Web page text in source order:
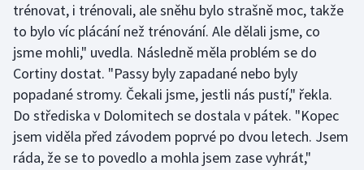
Rychlobruslení
Rychlostní kanoistika
Short track
Sportovní střelba
trénovat, i trénovali, ale sněhu bylo strašně moc, takže
to bylo víc plácání než trénování. Ale dělali jsme, co
jsme mohli," uvedla. Následně měla problém se do
Cortiny dostat. "Passy byly zapadané nebo byly
popadané stromy. Čekali jsme, jestli nás pustí," řekla.
Do střediska v Dolomitech se dostala v pátek. "Kopec
jsem viděla před závodem poprvé po dvou letech. Jsem
ráda, že se to povedlo a mohla jsem zase vyhrát,"